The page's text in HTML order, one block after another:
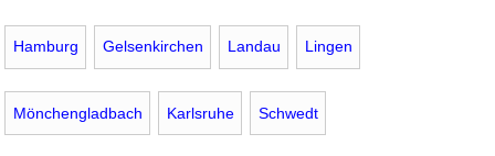
Hamburg Gelsenkirchen Landau Lingen
Mönchengladbach Karlsruhe Schwedt